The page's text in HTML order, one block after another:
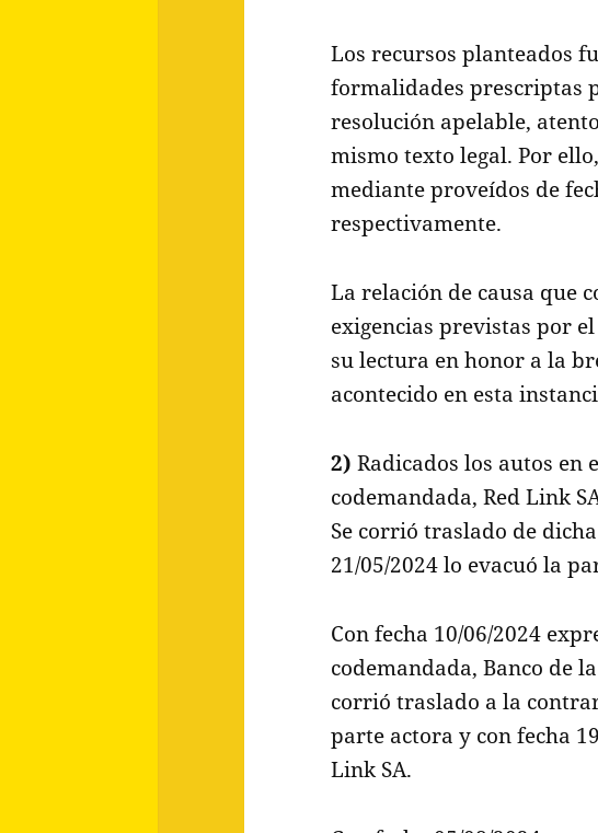
Los recursos planteados
formalidades prescriptas
resolución apelable,
mismo texto legal. Por
mediante proveídos de
respectivamente.
La relación de causa que
exigencias previstas por
su lectura en honor a la
acontecido en esta
2) Radicados los autos en
codemandada, Red Link
Se corrió traslado de
21/05/2024 lo evacuó la
Con fecha 10/06/2024
codemandada, Banco de
corrió traslado a la
parte actora y con fecha
Link SA.